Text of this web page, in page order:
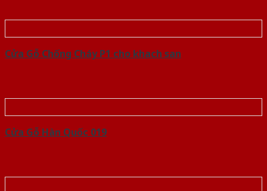
Cửa Gỗ Chống Cháy P1 cho khach san
Cửa Gỗ Hàn Quốc 019